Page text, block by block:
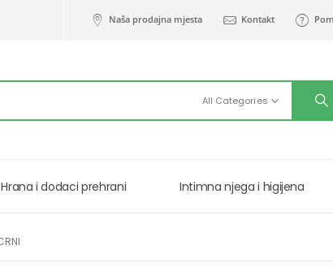
Naša prodajna mjesta Kontakt
All Categories
Hrana i dodaci prehrani Intimna njega i higijena